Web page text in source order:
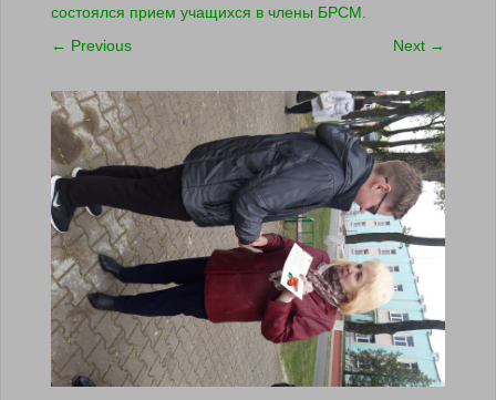
состоялся прием учащихся в члены БРСМ.
← Previous Next →